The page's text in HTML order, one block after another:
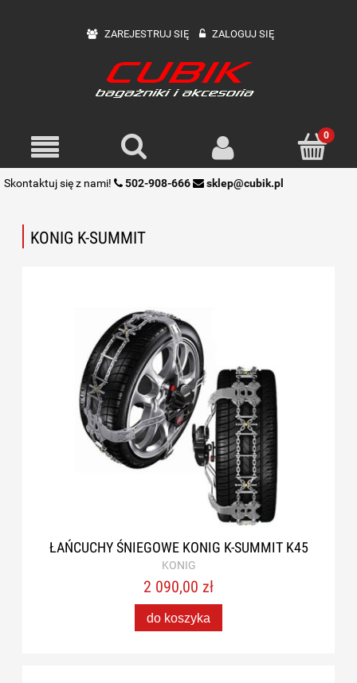
ZAREJESTRUJ SIĘ ZALOGUJ SIĘ
Skontaktuj się z nami! 502-908-666 sklep@cubik.pl
KONIG K-SUMMIT
ŁAŃCUCHY ŚNIEGOWE KONIG K-SUMMIT K45
KONIG
2 090,00 zł
do koszyka